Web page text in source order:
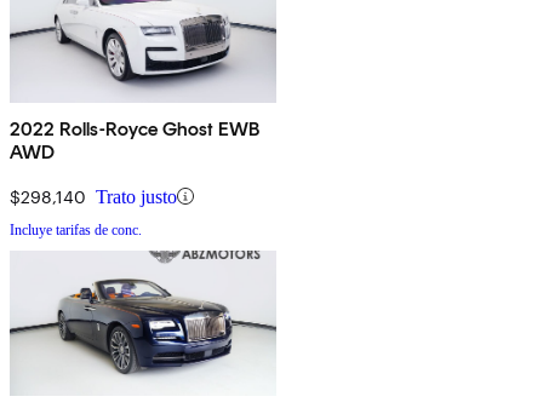
2022 Rolls-Royce Ghost EWB
AWD
$298,140 Trato justo
Incluye tarifas de conc.